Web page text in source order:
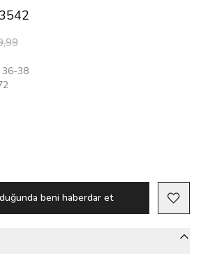
36-38
beni haberdar et